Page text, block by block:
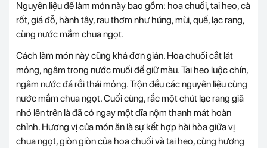
Nguyên liệu để làm món này bao gồm: hoa chuối, tai heo, cà
rốt, giá đỗ, hành tây, rau thơm như húng, mùi, quế, lạc rang,
cùng nước mắm chua ngọt.
Cách làm món này cũng khá đơn giản. Hoa chuối cắt lát
mỏng, ngâm trong nước muối để giữ màu. Tai heo luộc chín,
ngâm nước đá rồi thái mỏng. Trộn đều các nguyên liệu cùng
nước mắm chua ngọt. Cuối cùng, rắc một chút lạc rang giã
nhỏ lên trên là đã có ngay một dĩa nộm thanh mát hoàn
chỉnh. Hương vị của món ăn là sự kết hợp hài hòa giữa vị
chua ngọt, giòn giòn của hoa chuối và tai heo, cùng hương